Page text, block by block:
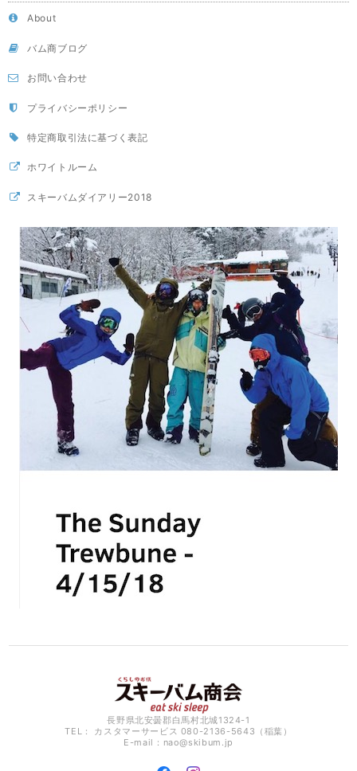
About
バム商ブログ
お問い合わせ
プライバシーポリシー
特定商取引法に基づく表記
ホワイトルーム
スキーバムダイアリー2018
長野県北安曇郡白馬村北城1324-1
TEL： カスタマーサービス 080-2136-5643（稲葉）
E-mail： nao@skibum.jp